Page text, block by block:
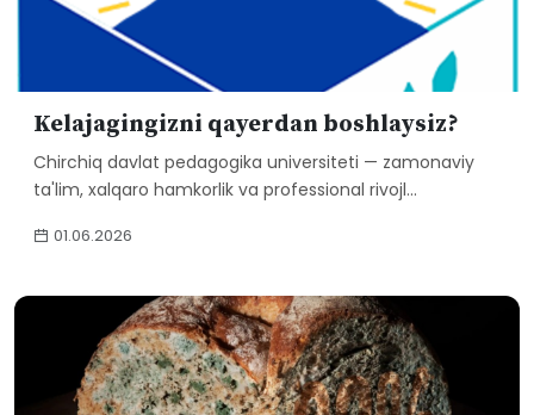
Kelajagingizni qayerdan boshlaysiz?
Chirchiq davlat pedagogika universiteti — zamonaviy
ta'lim, xalqaro hamkorlik va professional rivojl...
01.06.2026